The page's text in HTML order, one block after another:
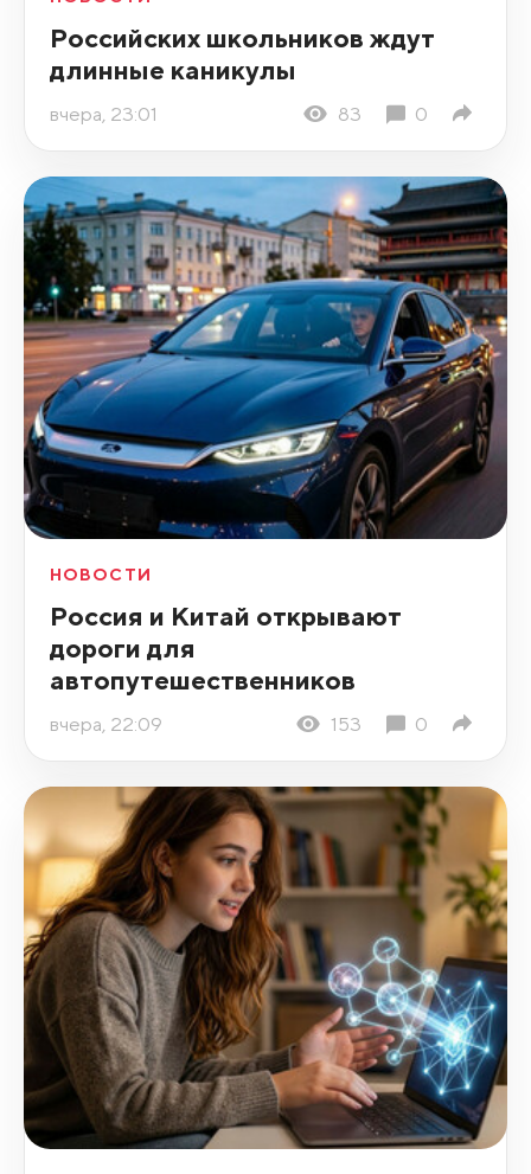
Российских школьников ждут
длинные каникулы
вчера, 23:01 83 0
НОВОСТИ
Россия и Китай открывают
дороги для
автопутешественников
вчера, 22:09 153 0